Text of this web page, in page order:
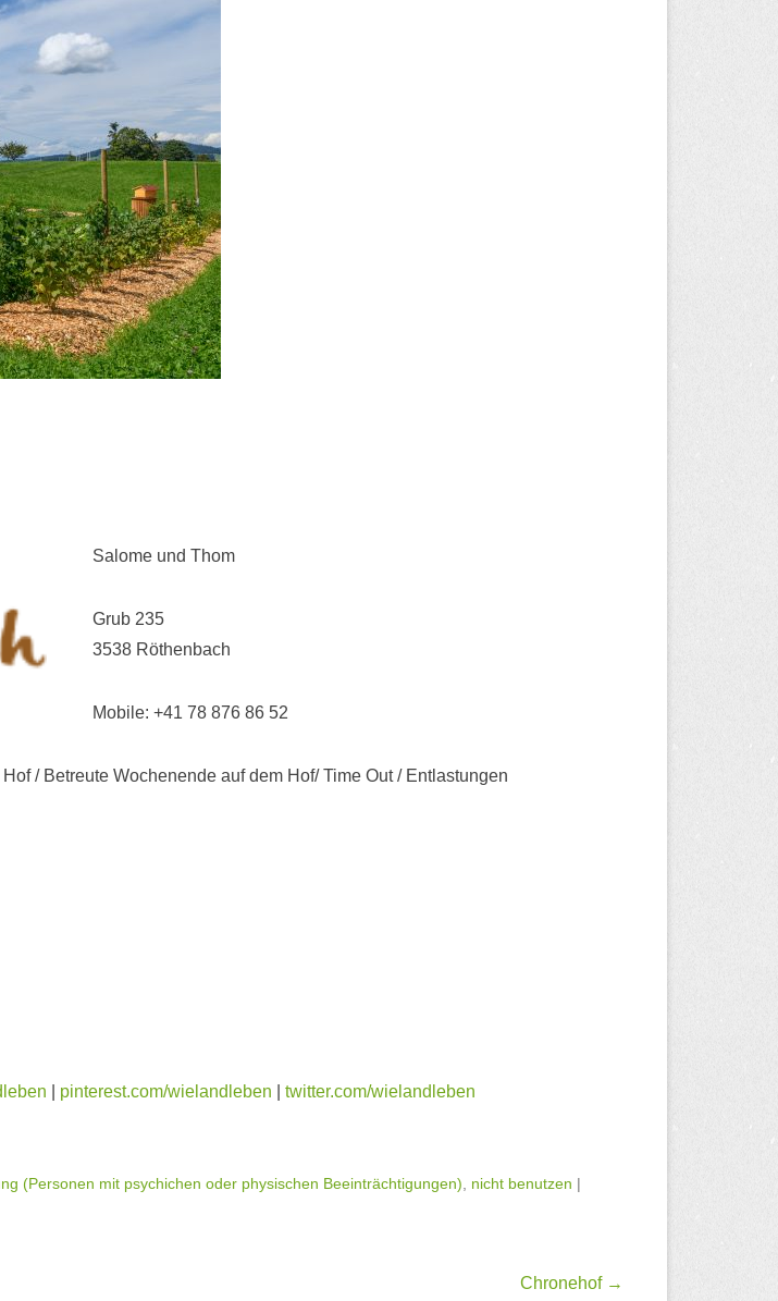
Salome und Thom
Grub 235
3538 Röthenbach
Mobile: +41 78 876 86 52
/ Betreute Wochenende auf dem Hof/ Time Out / Entlastungen
pinterest.com/wielandleben
twitter.com/wielandleben
(Personen mit psychichen oder physischen Beeinträchtigungen) nicht benutzen |
Chronehof →